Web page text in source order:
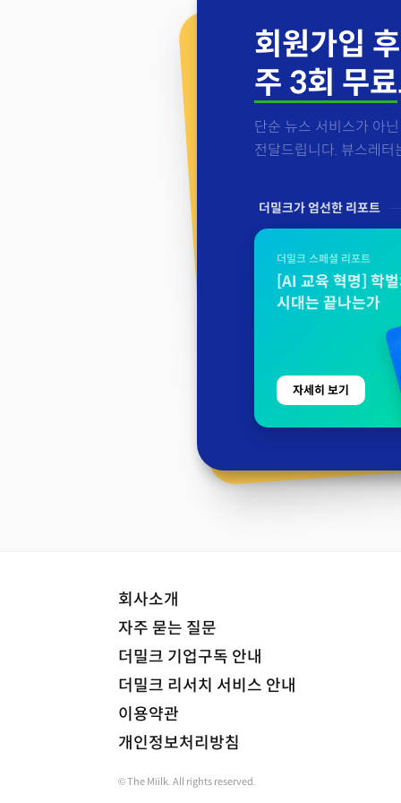
회원가입
주 3회 무료
단순 뉴스 서비스가 아
전달드립니다. 뷰스레터
더밀크가 엄선한 리포트
더밀크 스페셜 리포트
[AI 교육 혁명] 학
시대는 끝나는가
자세히 보기
회사소개
자주 묻는 질문
더밀크 기업구독 안내
더밀크 리서치 서비스 안내
이용약관
개인정보처리방침
© The Miilk. All rights reserved.